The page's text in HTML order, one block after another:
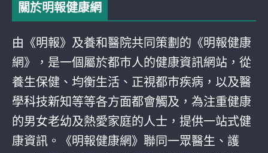
關於明報健康網
由《明報》及養和醫院共同策劃的《明報健康
網》，是一個屬於都巿人的健康資訊網站，從
養生保健、均衡生活、正視都巿疾病，以及醫
學科技新知等等各方面都會觸及，為注重健康
的男女老幼及熱愛家庭的人士，提供一站式健
康資訊。《明報健康網》聯同一眾醫生、護